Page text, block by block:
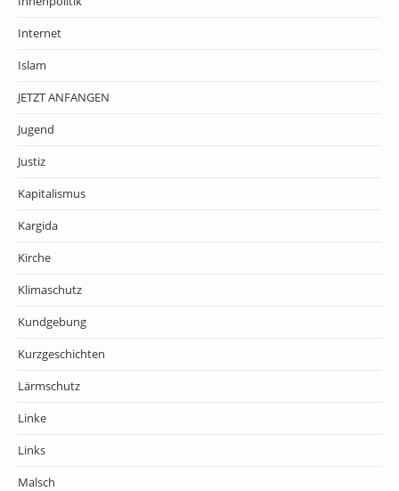
Internet
Islam
JETZT ANFANGEN
Jugend
Justiz
Kapitalismus
Kargida
Kirche
Klimaschutz
Kundgebung
Kurzgeschichten
Lärmschutz
Linke
Links
Malsch